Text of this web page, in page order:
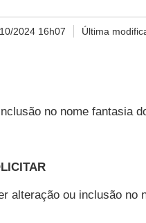
2024 16h07 Última
no nome fantasia
alteração ou inclusão no